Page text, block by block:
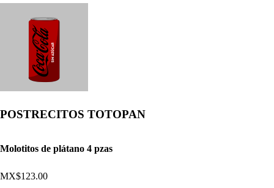
POSTRECITOS TOTOPAN
Molotitos de plátano 4 pzas
MX$123.00